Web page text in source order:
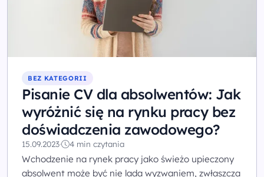
BEZ KATEGORII
Pisanie CV dla absolwentów: Jak
wyróżnić się na rynku pracy bez
doświadczenia zawodowego?
15.09.2023· 4 min czytania
Wchodzenie na rynek pracy jako świeżo upieczony
absolwent może być nie lada wyzwaniem, zwłaszcza